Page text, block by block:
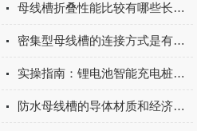
母线槽折叠性能比较有哪些长处？
密集型母线槽的连接方式是有讲究的
实操指南：锂电池智能充电桩安装使用 —— 接线步骤与故障排查
防水母线槽的导体材质和经济截面的选择